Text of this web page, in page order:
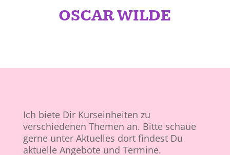
OSCAR WILDE
Ich biete Dir Kurseinheiten zu
verschiedenen Themen an. Bitte schaue
gerne unter Aktuelles dort findest Du
aktuelle Angebote und Termine.